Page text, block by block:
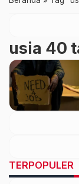
usia 40
TERPOPULER